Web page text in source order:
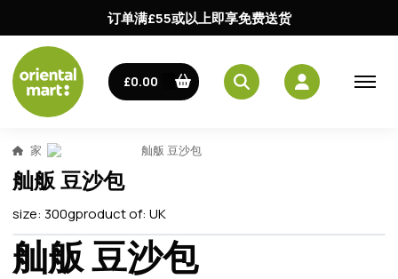
订单满£55或以上即享免费送货
£0.00
家 舢舨 豆沙包
舢舨 豆沙包
size: 300gproduct of: UK
舢舨 豆沙包